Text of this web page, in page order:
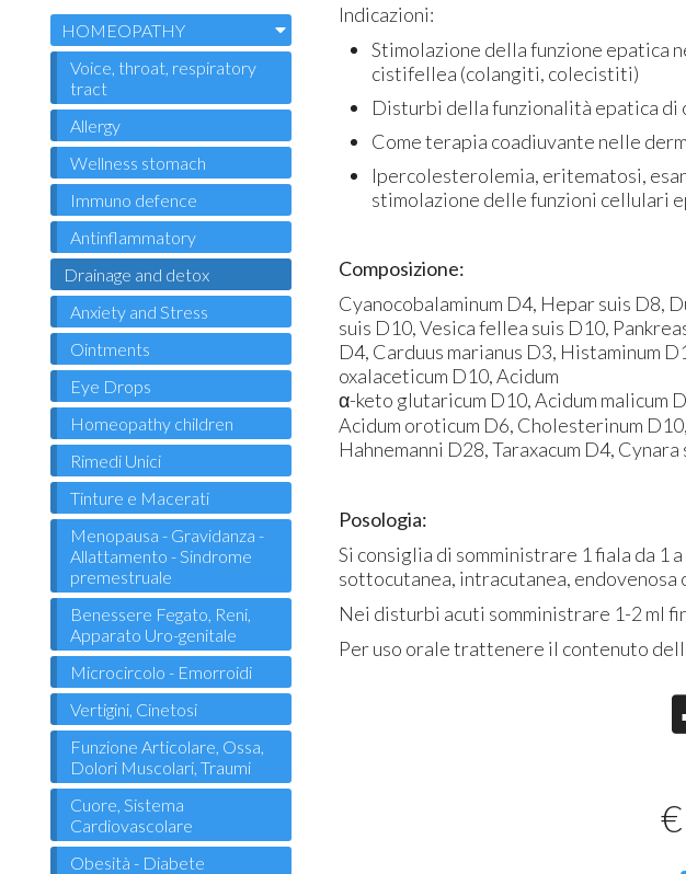
Indicazioni:
Stimolazione della funzione epatica
cistifellea (colangiti, colecistiti)
Disturbi della funzionalità epatica di
Come terapia coadiuvante nelle
Ipercolesterolemia, eritematosi,
stimolazione delle funzioni cellulari
Composizione:
Cyanocobalaminum D4, Hepar suis D8,
suis D10, Vesica fellea suis D10,
D4, Carduus marianus D3, Histaminum
oxalaceticum D10, Acidum
α-keto glutaricum D10, Acidum malicum
Acidum oroticum D6, Cholesterinum
Hahnemanni D28, Taraxacum D4,
Posologia:
Si consiglia di somministrare 1 fiala da 1
sottocutanea, intracutanea, endovenosa
Nei disturbi acuti somministrare 1-2 ml
Per uso orale trattenere il contenuto
€
HOMEOPATHY
Voice, throat, respiratory
tract
Allergy
Wellness stomach
Immuno defence
Antinflammatory
Drainage and detox
Anxiety and Stress
Ointments
Eye Drops
Homeopathy children
Rimedi Unici
Tinture e Macerati
Menopausa - Gravidanza -
Allattamento - Sindrome
premestruale
Benessere Fegato, Reni,
Apparato Uro-genitale
Microcircolo - Emorroidi
Vertigini, Cinetosi
Funzione Articolare, Ossa,
Dolori Muscolari, Traumi
Cuore, Sistema
Cardiovascolare
Obesità - Diabete